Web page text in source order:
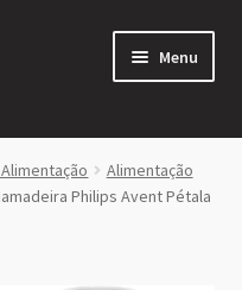
Menu
Alimentação
Philips Avent Pétala